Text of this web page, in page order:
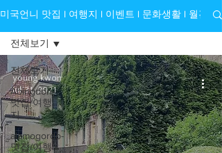
미국언니 맛집 l 여행지 l 이벤트 l 문화생활 l 월간 모
전체보기
Abingdon-
맛집/여행
지
alamogordo-
맛집/여행
전체보기
young kwon
Jul 31, 2021